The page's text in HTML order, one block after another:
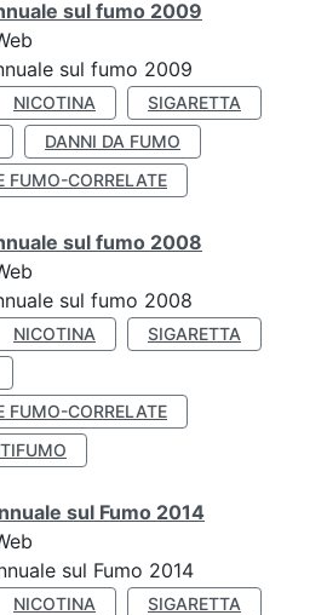
sul fumo 2009
sul fumo 2009
NICOTINA
SIGARETTA
DANNI DA FUMO
FUMO-CORRELATE
sul fumo 2008
sul fumo 2008
NICOTINA
SIGARETTA
FUMO-CORRELATE
sul Fumo 2014
sul Fumo 2014
NICOTINA
SIGARETTA